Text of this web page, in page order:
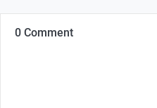
0 Comment